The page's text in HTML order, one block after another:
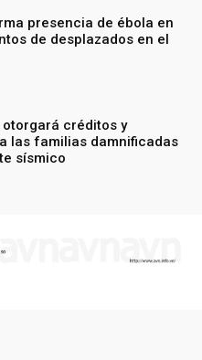
presencia de ébola en
de desplazados en el
créditos y
las familias damnificadas
sísmico